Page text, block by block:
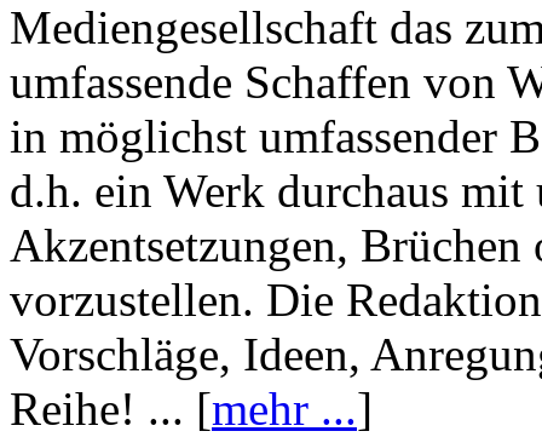
Mediengesellschaft das
umfassende Schaffen von
in möglichst umfassender
d.h. ein Werk durchaus mit
Akzentsetzungen, Brüchen
vorzustellen. Die
Vorschläge, Ideen,
Reihe! ... [mehr ...]